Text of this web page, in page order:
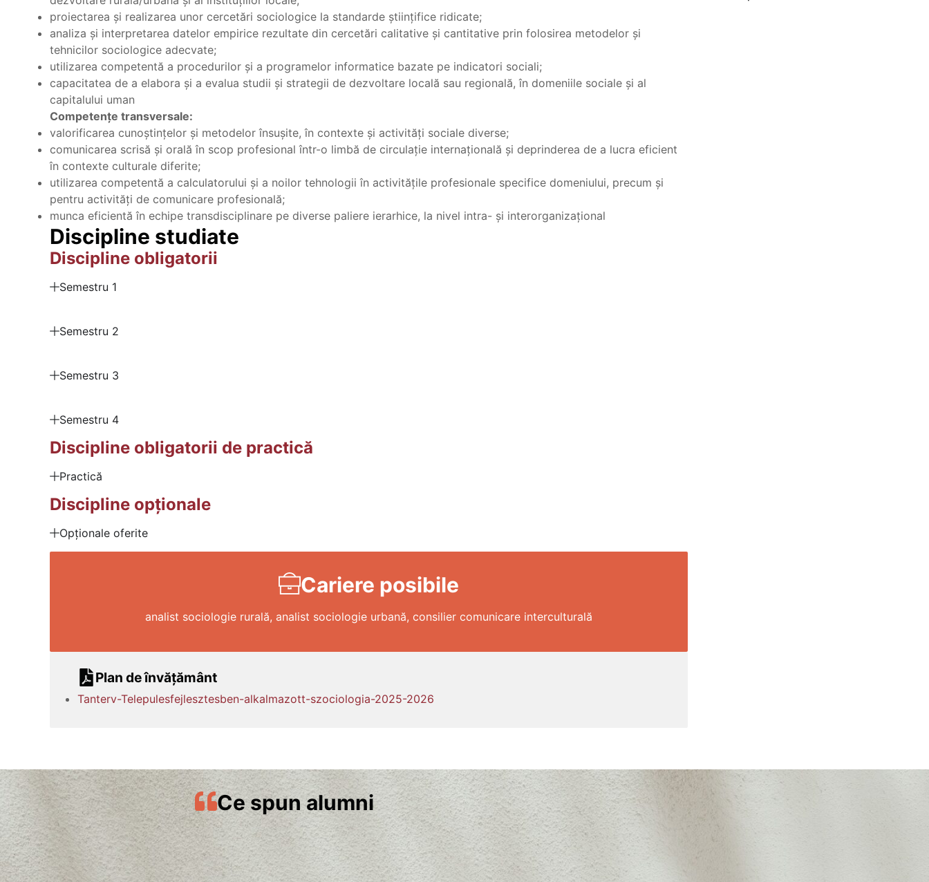
proiectarea şi realizarea unor cercetări sociologice la standarde ştiinţifice ridicate;
analiza și interpretarea datelor empirice rezultate din cercetări calitative și cantitative prin folosirea metodelor și
tehnicilor sociologice adecvate;
utilizarea competentă a procedurilor și a programelor informatice bazate pe indicatori sociali;
capacitatea de a elabora și a evalua studii și strategii de dezvoltare locală sau regională, în domeniile sociale și al
capitalului uman
Competenţe transversale:
valorificarea cunoştinţelor şi metodelor însușite, în contexte şi activităţi sociale diverse;
comunicarea scrisă şi orală în scop profesional într-o limbă de circulaţie internaţională şi deprinderea de a lucra eficient
în contexte culturale diferite;
utilizarea competentă a calculatorului şi a noilor tehnologii în activităţile profesionale specifice domeniului, precum şi
pentru activităţi de comunicare profesională;
munca eficientă în echipe transdisciplinare pe diverse paliere ierarhice, la nivel intra- şi interorganizaţional
Discipline studiate
Discipline obligatorii
Semestru 1
Semestru 2
Semestru 3
Semestru 4
Discipline obligatorii de practică
Practică
Discipline opționale
Opționale oferite
Cariere posibile
analist sociologie rurală, analist sociologie urbană, consilier comunicare interculturală
Plan de învățământ
Tanterv-Telepulesfejlesztesben-alkalmazott-szociologia-2025-2026
Ce spun alumni